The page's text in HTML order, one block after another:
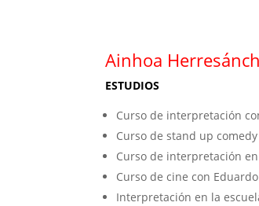
Ainhoa
ESTUDIOS
Curso de interpretación
Curso de stand up
Curso de interpretación
Curso de cine con
Interpretación en la